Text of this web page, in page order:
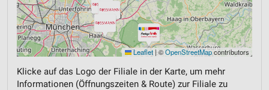
Leaflet |©OpenStreetMapcontributors
Klicke auf das Logo der Filiale in der Karte, um mehr
Informationen (Öffnungszeiten & Route) zur Filiale zu